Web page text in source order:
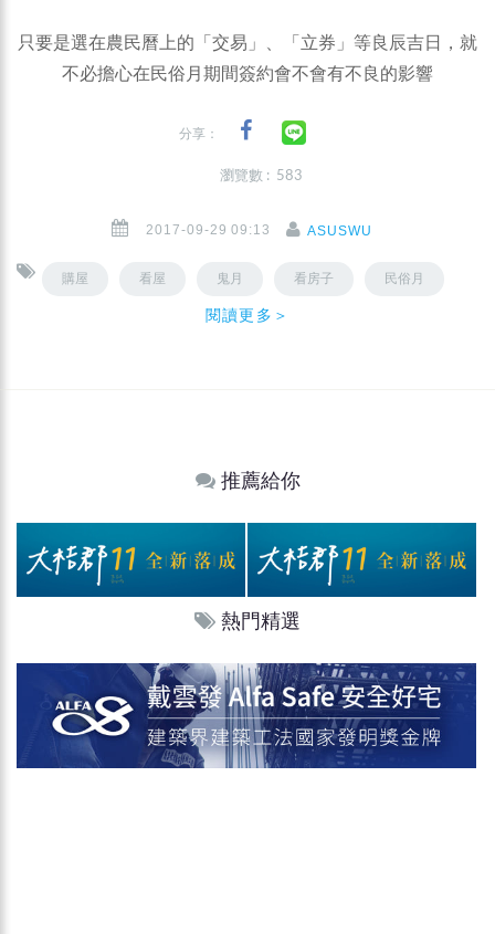
只要是選在農民曆上的「交易」、「立券」等良辰吉日，就
不必擔心在民俗月期間簽約會不會有不良的影響
分享：
瀏覽數 : 583
2017-09-29 09:13 ASUSWU
購屋 看屋 鬼月 看房子 民俗月
閱讀更多＞
推薦給你
熱門精選